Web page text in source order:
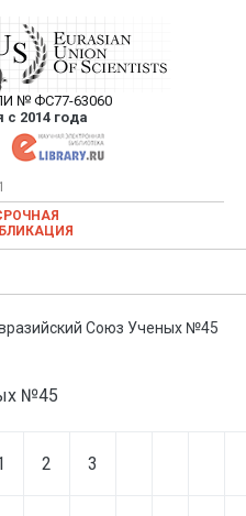
Ученых —
статей в
журнале
№ ФС77-63060
с 2014 года
научных статей в
журнале
Союз Ученых №45
2 3